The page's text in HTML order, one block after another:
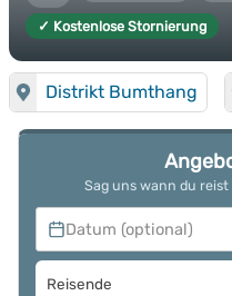
✓ Kostenlose Stornierung
Distrikt Bumthang
Sag uns wann du
Datum (optional)
Reisende